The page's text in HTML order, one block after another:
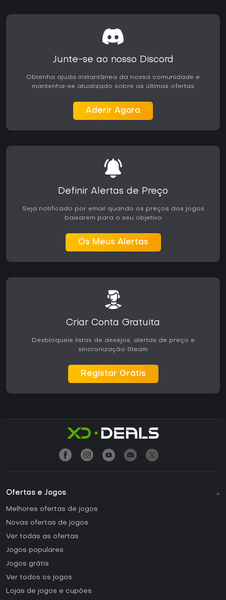
Junte-se ao nosso Discord
Obtenha ajuda instantânea da nossa comunidade e
mantenha-se atualizado sobre as últimas ofertas
Aderir Agora
Definir Alertas de Preço
Seja notificado por email quando os preços dos jogos
baixarem para o seu objetivo
Os Meus Alertas
Criar Conta Gratuita
Desbloqueie listas de desejos, alertas de preço e
sincronização Steam
Registar Grátis
Ofertas e Jogos
Melhores ofertas de jogos
Novas ofertas de jogos
Ver todas as ofertas
Jogos populares
Jogos grátis
Ver todos os jogos
Lojas de jogos e cupões